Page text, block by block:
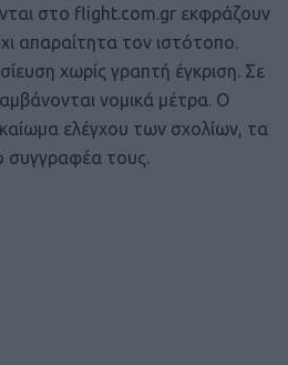
στο flight.com.gr εκφράζουν
απαραίτητα τον ιστότοπο.
χωρίς γραπτή έγκριση. Σε
νομικά μέτρα. Ο
ελέγχου των σχολίων, τα
συγγραφέα τους.